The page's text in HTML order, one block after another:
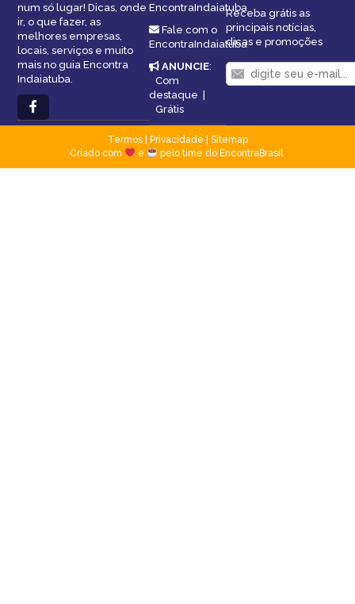
num só lugar! Dicas, onde
ir, o que fazer, as
melhores empresas,
locais, serviços e muito
mais no guia Encontra
Indaiatuba.
EncontraIndaiatuba
Fale com o
EncontraIndaiatuba
ANUNCIE:
Com
destaque |
Grátis
Receba grátis as
principais notícias,
dicas e promoções
Termos| Privacidade
Sitemap
Criado com
e pelo time do EncontraBrasil